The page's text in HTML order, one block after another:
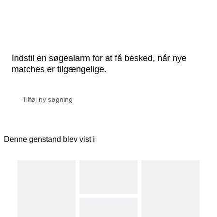
Indstil en søgealarm for at få besked, når nye
matches er tilgængelige.
Denne genstand blev vist i